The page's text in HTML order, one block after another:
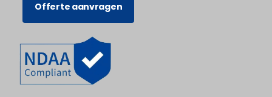
Offerte aanvragen